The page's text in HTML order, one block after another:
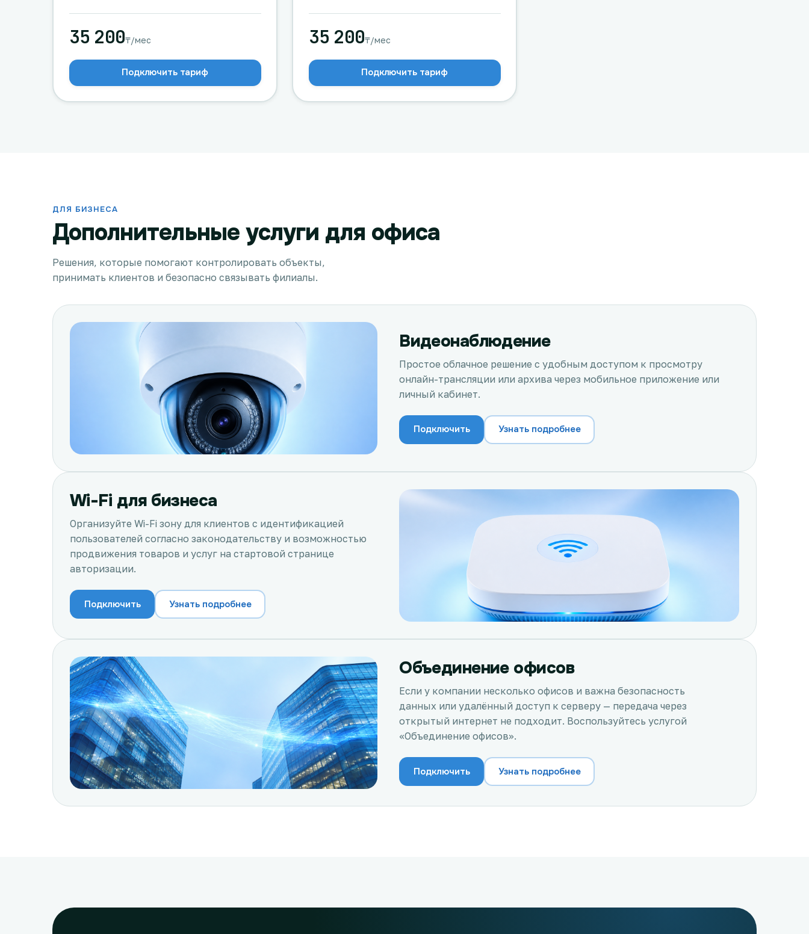
35 200₸/мес
Подключить тариф
35 200₸/мес
Подключить тариф
ДЛЯ БИЗНЕСА
Дополнительные услуги для офиса
Решения, которые помогают контролировать объекты,
принимать клиентов и безопасно связывать филиалы.
Видеонаблюдение
Простое облачное решение с удобным доступом к просмотру
онлайн-трансляции или архива через мобильное приложение или
личный кабинет.
Подключить Узнать подробнее
Wi-Fi для бизнеса
Организуйте Wi-Fi зону для клиентов с идентификацией
пользователей согласно законодательству и возможностью
продвижения товаров и услуг на стартовой странице
авторизации.
Подключить Узнать подробнее
Объединение офисов
Если у компании несколько офисов и важна безопасность
данных или удалённый доступ к серверу — передача через
открытый интернет не подходит. Воспользуйтесь услугой
«Объединение офисов».
Подключить Узнать подробнее